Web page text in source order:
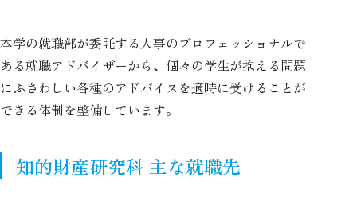
本学の就職部が委託する人事のプロフェッショナルで
ある就職アドバイザーから、個々の学生が抱える問題
にふさわしい各種のアドバイスを適時に受けることが
できる体制を整備しています。
知的財産研究科 主な就職先